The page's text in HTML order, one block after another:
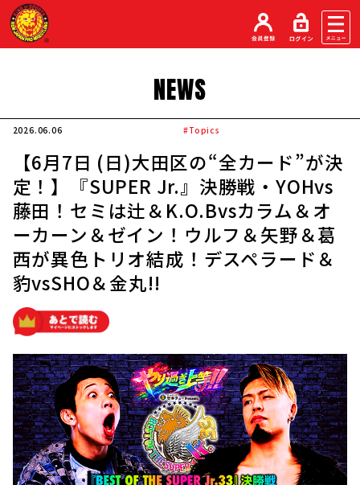
NEWS
2026.06.06 #Topics
【6月7日 (日)大田区の“全カード”が決
定！】『SUPER Jr.』決勝戦・YOHvs
藤田！セミは辻＆K.O.Bvsカラム＆オ
ーカーン＆ゼイン！ウルフ＆矢野＆葛
西が異色トリオ結成！デスペラード＆
豹vsSHO＆金丸!!